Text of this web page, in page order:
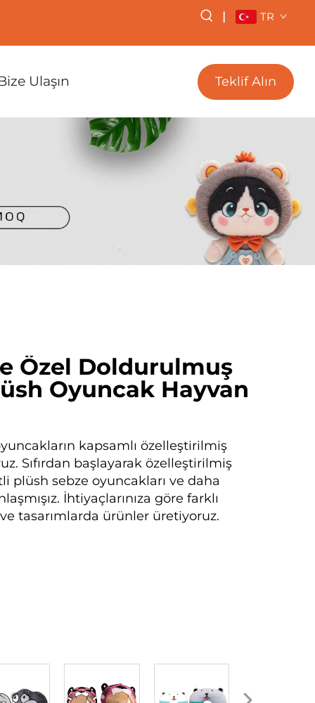
| TR
Ulaşın Teklif Alın
Özel Doldurulmuş
Oyuncak Hayvan
kapsamlı özelleştirilmiş
Sıfırdan başlayarak özelleştirilmiş
plüsh sebze oyuncakları ve daha
İhtiyaçlarınıza göre farklı
tasarımlarda ürünler üretiyoruz.